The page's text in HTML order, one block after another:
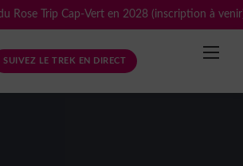
Rose Trip Cap-Vert en 2028 (inscription à
SUIVEZ LE TREK EN DIRECT